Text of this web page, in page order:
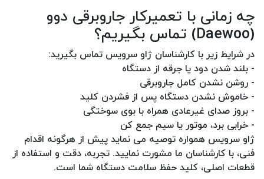
چه زمانی با تعمیرکار جاروبرقی دوو
(Daewoo) تماس بگیریم؟
در شرایط زیر با کارشناسان ژاو سرویس تماس بگیرید:
- بلند شدن دود یا جرقه از دستگاه
- روشن نشدن کامل جاروبرقی
- خاموش نشدن دستگاه پس از فشردن کلید
- بروز صدای غیرعادی همراه با بوی سوختگی
- خرابی برد، موتور یا سیم‌ جمع‌ کن
ژاو سرویس همواره توصیه می‌ نماید پیش از هرگونه اقدام
فنی، با کارشناسان ما مشورت نمایید. تجربه، دقت و استفاده از
قطعات اصلی، کلید حفظ سلامت دستگاه شما است.